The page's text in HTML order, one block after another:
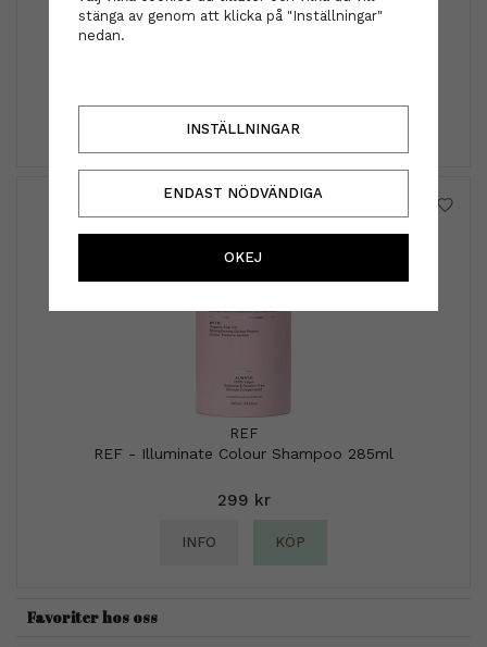
System Professional
System Professional - System Man care SSP Man
INFO KÖP
REF
REF - Illuminate Colour Shampoo 285ml
299 kr
INFO KÖP
Favoriter hos oss
stänga av genom att klicka på "Inställningar"
nedan.
INSTÄLLNINGAR
ENDAST NÖDVÄNDIGA
OKEJ